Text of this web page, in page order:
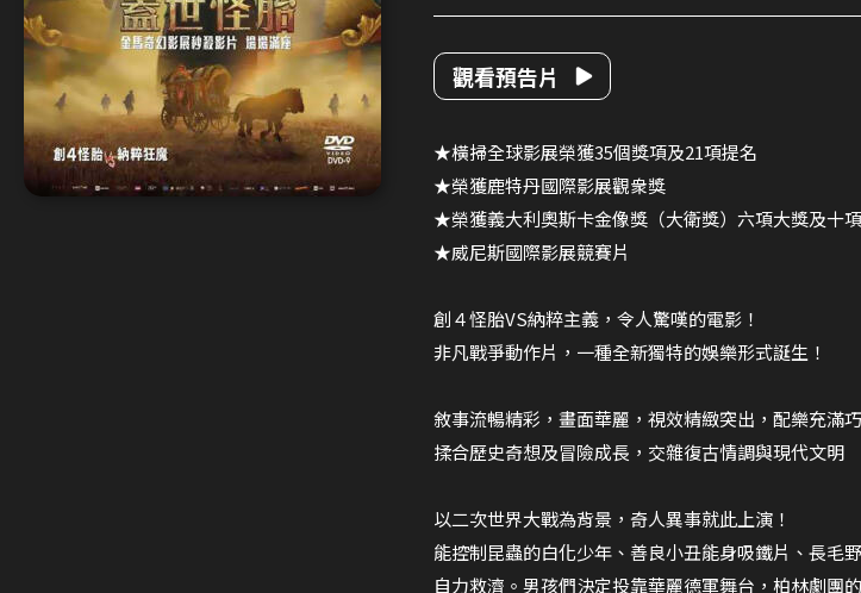
觀看預告片
★橫掃全球影展榮獲35個獎項及21項提名
★榮獲鹿特丹國際影展觀衆獎
★榮獲義大利奧斯卡金像獎（大衛獎）六項大獎及十
★威尼斯國際影展競賽片
創４怪胎VS納粹主義，令人驚嘆的電影！
非凡戰爭動作片，一種全新獨特的娛樂形式誕生！
敘事流暢精彩，畫面華麗，視效精緻突出，配樂充滿
揉合歷史奇想及冒險成長，交雜復古情調與現代文明
以二次世界大戰為背景，奇人異事就此上演！
能控制昆蟲的白化少年、善良小丑能身吸鐵片、長毛
自力救濟。男孩們決定投靠華麗德軍舞台，柏林劇團